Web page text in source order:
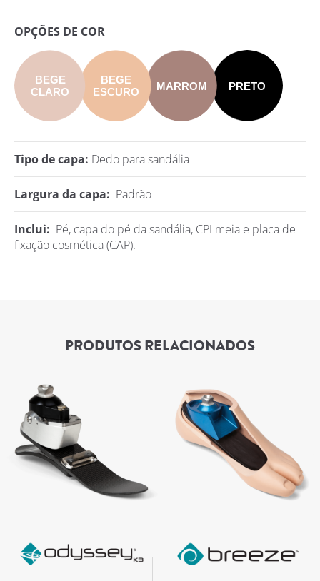
OPÇÕES DE COR
BEGE
CLARO
BEGE
ESCURO
MARROM PRETO
Tipo de capa: Dedo para sandália
Largura da capa: Padrão
Inclui: Pé, capa do pé da sandália, CPI meia e placa de
fixação cosmética (CAP).
PRODUTOS RELACIONADOS